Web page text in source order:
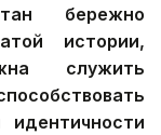
бережно
истории,
служить
идентичности